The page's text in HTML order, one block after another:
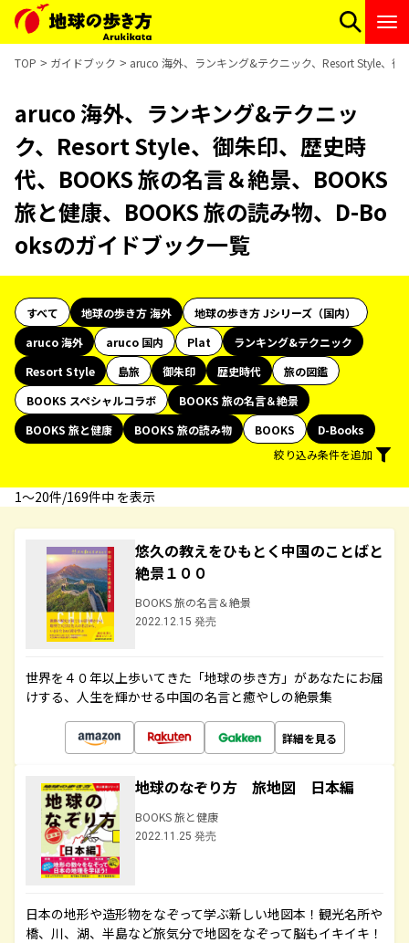
TOP ガイドブック aruco 海外、ランキング&テクニック、Resort Style、
aruco 海外、ランキング&テクニッ
ク、Resort Style、御朱印、歴史時
代、BOOKS 旅の名言＆絶景、BOOKS
旅と健康、BOOKS 旅の読み物、D-Bo
oksのガイドブック一覧
すべて 地球の歩き方 海外
地球の歩き方 Jシリーズ（国内）
aruco 海外
aruco 国内 Plat
ランキング&テクニック
Resort Style
島旅 御朱印 歴史時代
旅の図鑑
BOOKS スペシャルコラボ
BOOKS 旅の名言＆絶景
BOOKS 旅と健康
BOOKS 旅の読み物 BOOKS
D-Books
絞り込み条件を追加
1〜20件/169件中 を表示
悠久の教えをひもとく中国のことばと
絶景１００
BOOKS 旅の名言＆絶景
2022.12.15 発売
世界を４０年以上歩いてきた「地球の歩き方」があなたにお届
けする、人生を輝かせる中国の名言と癒やしの絶景集
詳細を見る
地球のなぞり方 旅地図 日本編
BOOKS 旅と健康
2022.11.25 発売
日本の地形や造形物をなぞって学ぶ新しい地図本！観光名所や
橋、川、湖、半島など旅気分で地図をなぞって脳もイキイキ！